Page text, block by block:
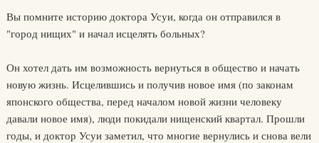
Вы помните историю доктора Усуи, когда он отправился в
"город нищих" и начал исцелять больных?
Он хотел дать им возможность вернуться в общество и начать
новую жизнь. Исцелившись и получив новое имя (по законам
японского общества, перед началом новой жизни человеку
давали новое имя), люди покидали нищенский квартал. Прошли
годы, и доктор Усуи заметил, что многие вернулись и снова вели